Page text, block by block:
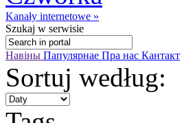
Kanały internetowe »
Szukaj w serwisie
Навіны Папулярнае Пра нас Кантакт
Sortuj według: